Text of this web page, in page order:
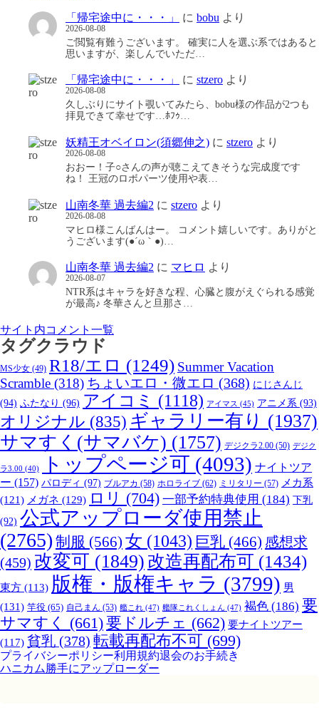
「帰宅途中に・・・」
に bobu より
2026-08-08
ご閲覧有難うございます。 確実に人を選ぶ系ではあると
思いますが、楽しんでいただ…
「帰宅途中に・・・」 に stzero より
2026-08-08
久しぶりにサイト覗いてみたら、bobu様の作品が2つも
拝見できて幸せです…ﾎﾌｩ…
妖精王オベイロン(須郷伸之) に stzero より
2026-08-08
おおー！子○さんの声が聴こえてきそうな完成度です
ね！ 王冠のロボパーツ使用や表…
山南冬華 過去編2 に stzero より
2026-08-08
マヒロ様こんばんはー。 コメント嬉しいです。ありがと
うございます(●´ω｀●)…
山南冬華 過去編2 に マヒロ より
2026-08-07
NTR系はキャラを好きな程、心臓と腹がえぐられる感覚
が最高♪ 冬華さんと旦那さ…
サイト内コメント一覧
タグクラウド
MS少女 (49) R18/エロ (1249) Summer Vacation
Scramble (318) ちょいエロ・微エロ (368) にじさんじ
(94) ふたなり (96) アイコミ (1118) アイマス (45) アニメ系 (93)
オリジナル (835) ギャラリー有り (1937)
サマすく(サマバケ) (1757) デジクラ2.00 (50) デジク
ラ3.00 (40) トップページ可 (4093) ナイトツア
ー (157) パロディ (97) ブルアカ (58) ホロライブ (62) ミリタリー (57) メカ系
(121) メガネ (129) ロリ (704) 一部予約特典使用 (184) 下乳
(92) 公式アップローダ使用禁止
(2765) 制服 (566) 女 (1043) 巨乳 (466) 感想求
(459) 改変可 (1849) 改造再配布可 (1434)
東方 (113) 版権・版権キャラ (3799) 男
(131) 竿役 (65) 自己まん (53) 艦これ (47) 艦隊これくしょん (47) 褐色 (186) 要
サマすく
(661)要ドルチェ (662) 要ナイトツアー
(117) 貧乳 (378) 転載再配布不可 (699)
プライバシーポリシー利用規約退会のお手続き
ハニカム勝手にアップローダー